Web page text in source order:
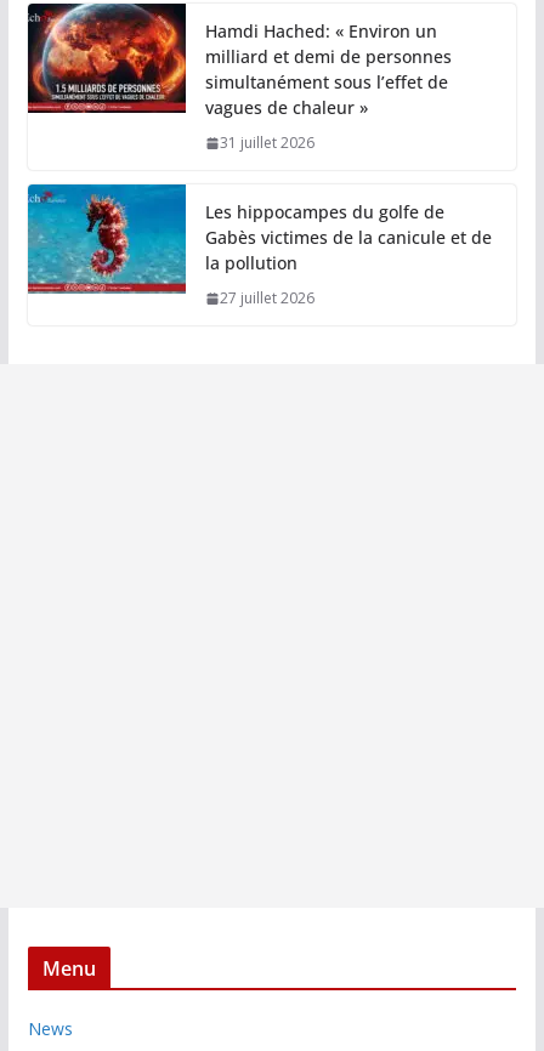
Hamdi Hached: « Environ un
milliard et demi de personnes
simultanément sous l’effet de
vagues de chaleur »
31 juillet 2026
Les hippocampes du golfe de
Gabès victimes de la canicule et de
la pollution
27 juillet 2026
Menu
News